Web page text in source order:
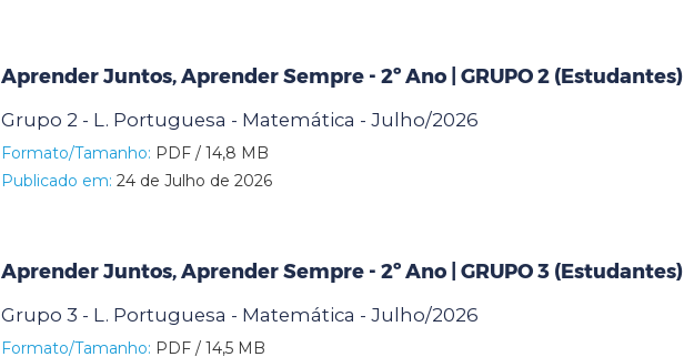
Aprender Juntos, Aprender Sempre - 2º Ano | GRUPO 2 (Estudantes)
Grupo 2 - L. Portuguesa - Matemática - Julho/2026
Formato/Tamanho: PDF / 14,8 MB
Publicado em: 24 de Julho de 2026
Aprender Juntos, Aprender Sempre - 2º Ano | GRUPO 3 (Estudantes)
Grupo 3 - L. Portuguesa - Matemática - Julho/2026
Formato/Tamanho: PDF / 14,5 MB